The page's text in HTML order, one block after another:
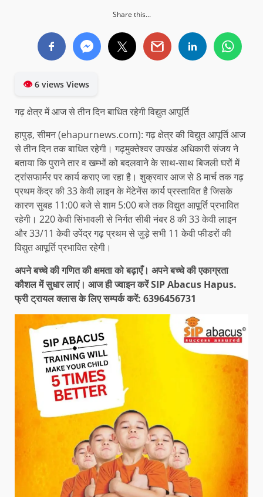
Share this...
👁6 views Views
गढ़ क्षेत्र में आज से तीन दिन बाधित रहेगी विद्युत आपूर्ति
हापुड़, सीमन (ehapurnews.com): गढ़ क्षेत्र की विद्युत आपूर्ति आज
से तीन दिन तक बाधित रहेगी। गढ़मुक्तेश्वर उपखंड अधिकारी संजय ने
बताया कि पुराने तार व खम्भों को बदलवाने के साथ-साथ बिजली घरों में
ट्रांसफार्मर पर कार्य कराए जा रहा है। शुक्रवार आज से 8 मार्च तक गढ़
प्रथम केंद्र की 33 केवी लाइन के मेंटेनेंस कार्य प्रस्तावित है जिसके
कारण सुबह 11:00 बजे से शाम 5:00 बजे तक विद्युत आपूर्ति प्रभावित
रहेगी। 220 केवी सिंभावली से निर्गत सीबी नंबर 8 की 33 केवी लाइन
और 33/11 केवी उपेंद्र गढ़ प्रथम से जुड़े सभी 11 केवी फीडरों की
विद्युत आपूर्ति प्रभावित रहेगी।
अपने बच्चे की गणित की क्षमता को बढ़ाएँ। अपने बच्चे की एकाग्रता
कौशल में सुधार लाएं। आज ही ज्वाइन करें SIP Abacus Hapus.
फ्री ट्रायल क्लास के लिए सम्पर्क करें: 6396456731